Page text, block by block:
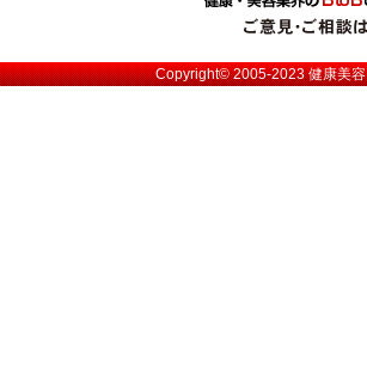
Copyright© 2005-2023健康美